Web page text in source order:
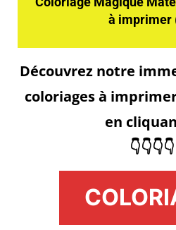
à imprimer
Découvrez notre
coloriages à imprimer
en